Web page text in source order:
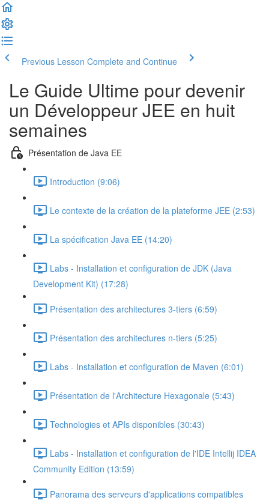
Previous Lesson Complete and Continue
Le Guide Ultime pour devenir
un Développeur JEE en huit
semaines
Présentation de Java EE
Introduction (9:06)
Le contexte de la création de la plateforme JEE (2:53)
La spécification Java EE (14:20)
Labs - Installation et configuration de JDK (Java
Development Kit) (17:28)
Présentation des architectures 3-tiers (6:59)
Présentation des architectures n-tiers (5:25)
Labs - Installation et configuration de Maven (6:01)
Présentation de l'Architecture Hexagonale (5:43)
Technologies et APIs disponibles (30:43)
Labs - Installation et configuration de l'IDE Intellij IDEA
Community Edition (13:59)
Panorama des serveurs d'applications compatibles